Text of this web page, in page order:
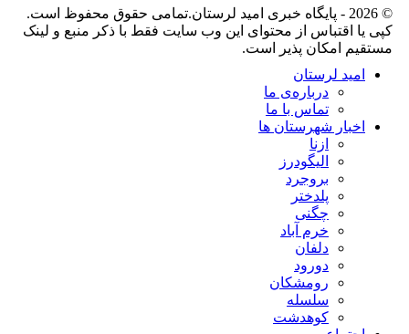
© 2026 - پایگاه خبری اميد لرستان.تمامی حقوق محفوظ است.
کپی یا اقتباس از محتوای این وب سایت فقط با ذکر منبع و لینک
مستقیم امکان پذیر است.
امید لرستان
درباره‌ی ما
تماس با ما
اخبار شهرستان ها
ازنا
الیگودرز
بروجرد
پلدختر
چگنی
خرم آباد
دلفان
دورود
رومشکان
سلسله
کوهدشت